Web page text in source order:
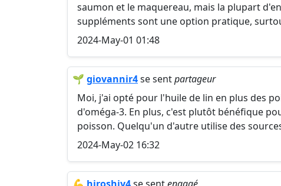
saumon et le maquereau, mais la plupart
suppléments sont une option pratique,
2024-May-01 01:48
🌱 giovannir4se sentpartageur
Moi, j'ai opté pour l'huile de lin en plus des
d'oméga-3. En plus, c'est plutôt bénéfique
poisson. Quelqu'un d'autre utilise des
2024-May-02 16:32